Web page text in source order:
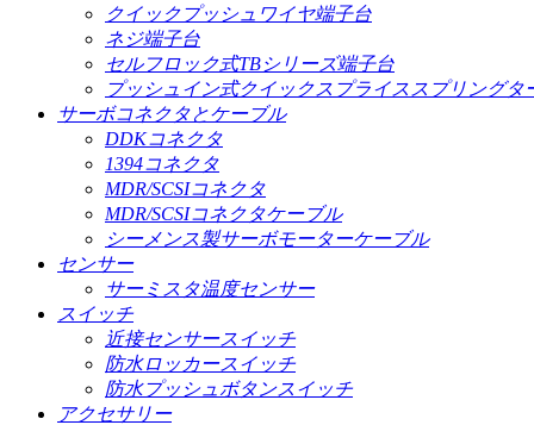
クイックプッシュワイヤ端子台
ネジ端子台
セルフロック式TBシリーズ端子台
プッシュイン式クイックスプライススプリングタ
サーボコネクタとケーブル
DDKコネクタ
1394コネクタ
MDR/SCSIコネクタ
MDR/SCSIコネクタケーブル
シーメンス製サーボモーターケーブル
センサー
サーミスタ温度センサー
スイッチ
近接センサースイッチ
防水ロッカースイッチ
防水プッシュボタンスイッチ
アクセサリー